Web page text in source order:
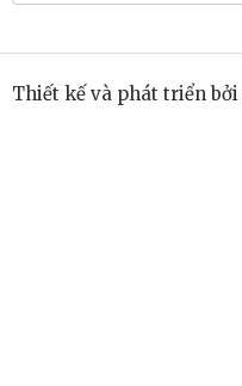
Thiết kế và phát triển bởi